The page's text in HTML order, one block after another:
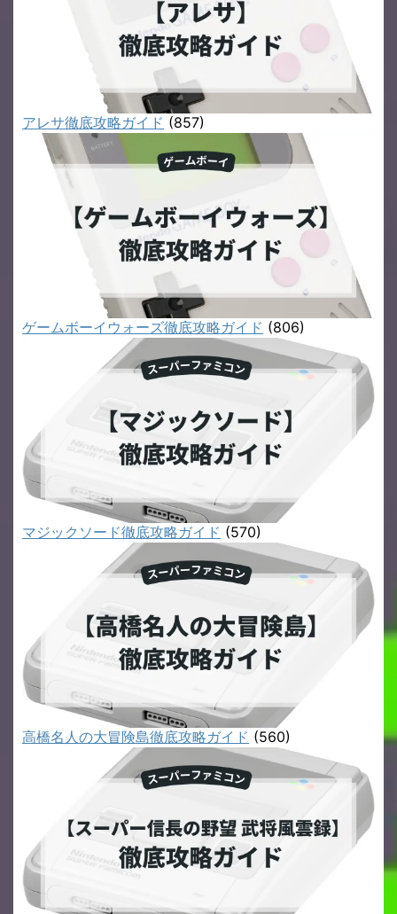
アレサ徹底攻略ガイド (857)
ゲームボーイウォーズ徹底攻略ガイド (806)
マジックソード徹底攻略ガイド (570)
高橋名人の大冒険島徹底攻略ガイド (560)